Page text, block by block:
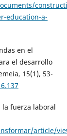
education-a-
en el
el desarrollo
15(1), 53-
la fuerza laboral
article/